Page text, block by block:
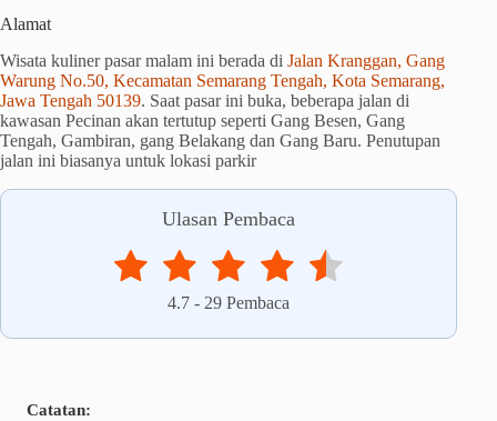
Alamat
Wisata kuliner pasar malam ini berada di Jalan Kranggan, Gang
Warung No.50, Kecamatan Semarang Tengah, Kota Semarang,
Jawa Tengah 50139. Saat pasar ini buka, beberapa jalan di
kawasan Pecinan akan tertutup seperti Gang Besen, Gang
Tengah, Gambiran, gang Belakang dan Gang Baru. Penutupan
jalan ini biasanya untuk lokasi parkir
Ulasan Pembaca
4.7 - 29 Pembaca
Catatan: